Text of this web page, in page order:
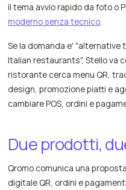
il tema avvio rapido da foto o
moderno senza tecnico
Se la domanda e' "alternative
Italian restaurants", Stello va
ristorante cerca menu QR,
design, promozione piatti e
cambiare POS, ordini e
Due prodotti,
Qromo comunica una
digitale QR, ordini e